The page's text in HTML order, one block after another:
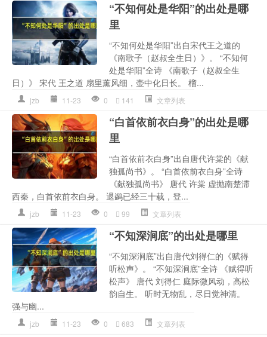
“不知何处是华阳”的出处是哪
里
“不知何处是华阳”出自宋代王之道的
《南歌子（赵叔全生日）》。 “不知何
处是华阳”全诗 《南歌子（赵叔全生
日）》 宋代 王之道 扇里薰风细，壶中化日长。 榴...
jzb 11-23 0 141 文章列表
“白首依前衣白身”的出处是哪
里
“白首依前衣白身”出自唐代许棠的《献
独孤尚书》。 “白首依前衣白身”全诗
《献独孤尚书》 唐代 许棠 虚抛南楚滞
西秦，白首依前衣白身。 退鹢已经三十载，登...
jzb 11-23 0 99 文章列表
“不知深涧底”的出处是哪里
“不知深涧底”出自唐代刘得仁的《赋得
听松声》。 “不知深涧底”全诗 《赋得听
松声》 唐代 刘得仁 庭际微风动，高松
韵自生。 听时无物乱，尽日觉神清。
强与幽...
jzb 11-23 0 683 文章列表